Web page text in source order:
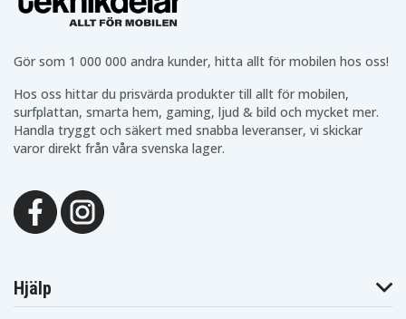
Gör som 1 000 000 andra kunder, hitta allt för mobilen hos oss!
Hos oss hittar du prisvärda produkter till allt för mobilen,
surfplattan, smarta hem, gaming, ljud & bild och mycket mer.
Handla tryggt och säkert med snabba leveranser, vi skickar
varor direkt från våra svenska lager.
Hjälp